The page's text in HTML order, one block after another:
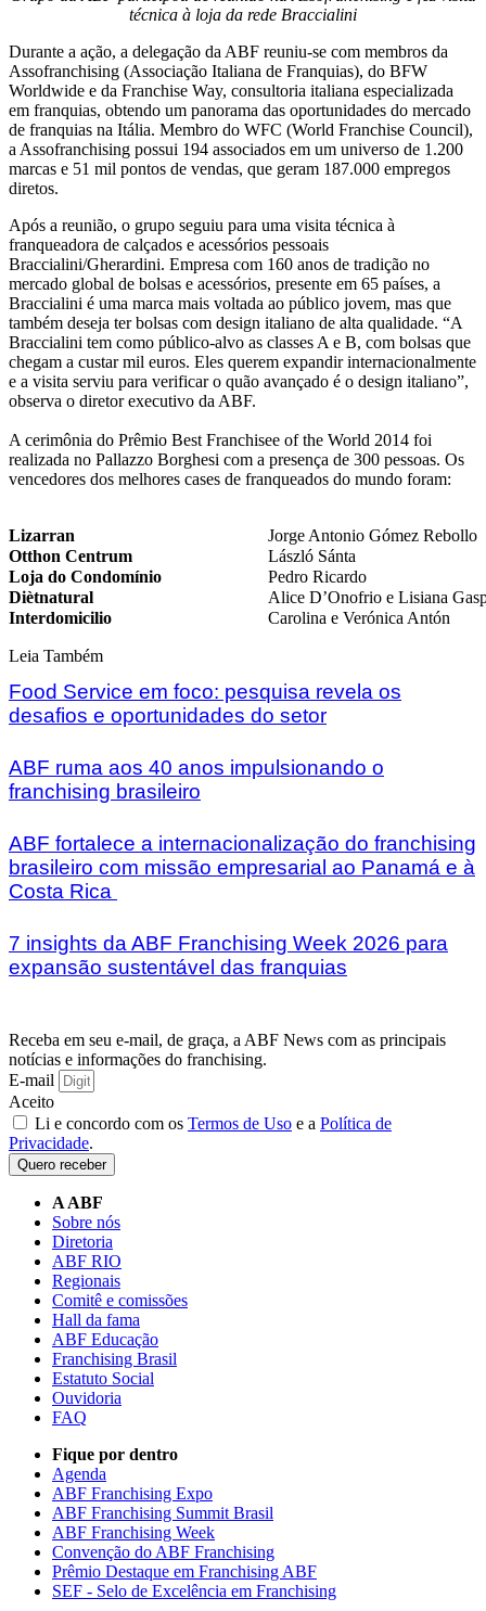
técnica à loja da rede Braccialini
Durante a ação, a delegação da ABF reuniu-se com membros da
Assofranchising (Associação Italiana de Franquias), do BFW
Worldwide e da Franchise Way, consultoria italiana especializada
em franquias, obtendo um panorama das oportunidades do mercado
de franquias na Itália. Membro do WFC (World Franchise Council),
a Assofranchising possui 194 associados em um universo de 1.200
marcas e 51 mil pontos de vendas, que geram 187.000 empregos
diretos.
Após a reunião, o grupo seguiu para uma visita técnica à
franqueadora de calçados e acessórios pessoais
Braccialini/Gherardini. Empresa com 160 anos de tradição no
mercado global de bolsas e acessórios, presente em 65 países, a
Braccialini é uma marca mais voltada ao público jovem, mas que
também deseja ter bolsas com design italiano de alta qualidade. “A
Braccialini tem como público-alvo as classes A e B, com bolsas que
chegam a custar mil euros. Eles querem expandir internacionalmente
e a visita serviu para verificar o quão avançado é o design italiano”,
observa o diretor executivo da ABF.
A cerimônia do Prêmio Best Franchisee of the World 2014 foi
realizada no Pallazzo Borghesi com a presença de 300 pessoas. Os
vencedores dos melhores cases de franqueados do mundo foram:
Lizarran
Jorge Antonio Gómez Rebollo
Otthon Centrum
László Sánta
Loja do Condomínio
Pedro Ricardo
Diètnatural
Alice D’Onofrio e Lisiana
Interdomicilio
Carolina e Verónica Antón
Leia Também
Food Service em foco: pesquisa revela os
desafios e oportunidades do setor
ABF ruma aos 40 anos impulsionando o
franchising brasileiro
ABF fortalece a internacionalização do franchising
brasileiro com missão empresarial ao Panamá e à
Costa Rica
7 insights da ABF Franchising Week 2026 para
expansão sustentável das franquias
Receba em seu e-mail, de graça, a ABF News com as principais
notícias e informações do franchising.
E-mail
Aceito
Li e concordo com os Termos de Uso e a Política de
Privacidade.
Quero receber
A ABF
Sobre nós
Diretoria
ABF RIO
Regionais
Comitê e comissões
Hall da fama
ABF Educação
Franchising Brasil
Estatuto Social
Ouvidoria
FAQ
Fique por dentro
Agenda
ABF Franchising Expo
ABF Franchising Summit Brasil
ABF Franchising Week
Convenção do ABF Franchising
Prêmio Destaque em Franchising ABF
SEF - Selo de Excelência em Franchising